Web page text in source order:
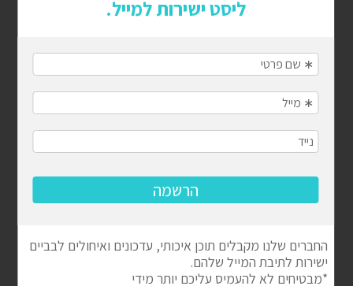
אין תגובות
לקבל חסות באינסטגרם זה לא קל – זה עשוי לקחת זמן
ומאמץ ולדרוש התמדה. אבל עם עבודה קשה במטרה להבדיל
את עצמך בענף, וחיבור ברמה האישית עם העוקבים שלך,
קבלת חסות יכולה להפוך לעסק משתלם במיוחד.
המשיכו לקרוא »